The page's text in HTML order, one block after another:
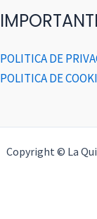
POLITICA DE
POLITICA DE
Copyright © La